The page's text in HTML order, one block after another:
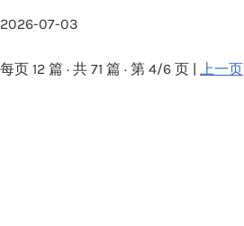
2026-07-03
每页 12 篇 · 共 71 篇 · 第 4/6 页 | 上一页